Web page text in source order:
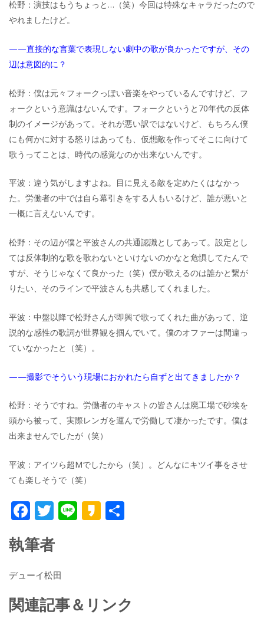
松野：演技はもうちょっと…（笑）今回は特殊なキャラだったので
やれましたけど。
——直接的な言葉で表現しない劇中の歌が良かったですが、その
辺は意図的に？
松野：僕は元々フォークっぽい音楽をやっているんですけど、フ
ォークという意識はないんです。フォークというと70年代の反体
制のイメージがあって。それが悪い訳ではないけど、もちろん僕
にも何かに対する怒りはあっても、仮想敵を作ってそこに向けて
歌うってことは、時代の感覚なのか出来ないんです。
平波：違う気がしますよね。目に見える敵を定めたくはなかっ
た。労働者の中では自ら幕引きをする人もいるけど、誰が悪いと
一概に言えないんです。
松野：その辺が僕と平波さんの共通認識としてあって。設定とし
ては反体制的な歌を歌わないといけないのかなと危惧してたんで
すが、そうじゃなくて良かった（笑）僕が歌えるのは誰かと繋が
りたい、そのラインで平波さんも共感してくれました。
平波：中盤以降で松野さんが即興で歌ってくれた曲があって、逆
説的な感性の歌詞が世界観を掴んでいて。僕のオファーは間違っ
ていなかったと（笑）。
——撮影でそういう現場におかれたら自ずと出てきましたか？
松野：そうですね。労働者のキャストの皆さんは廃工場で砂埃を
頭から被って、実際レンガを運んで労働して凄かったです。僕は
出来ませんでしたが（笑）
平波：アイツら超Mでしたから（笑）。どんなにキツイ事をさせ
ても楽しそうで（笑）
F
e
b
o
o
T
itt
er
Li K
執筆者
デューイ松田
関連記事＆リンク